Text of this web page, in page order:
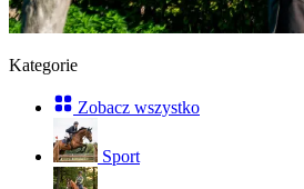
Kategorie
Zobacz wszystko
Sport